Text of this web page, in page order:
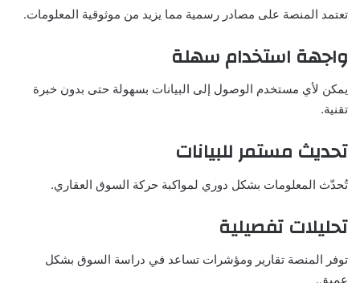
تعتمد المنصة على مصادر رسمية مما يزيد من موثوقية المعلومات.
واجهة استخدام سهلة
يمكن لأي مستخدم الوصول إلى البيانات بسهولة حتى بدون خبرة
تقنية.
تحديث مستمر للبيانات
تُحدّث المعلومات بشكل دوري لمواكبة حركة السوق العقاري.
تحليلات تفصيلية
توفر المنصة تقارير ومؤشرات تساعد في دراسة السوق بشكل
عميق.